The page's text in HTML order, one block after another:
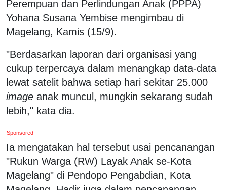
Perempuan dan Perlindungan Anak (PPPA)
Yohana Susana Yembise mengimbau di
Magelang, Kamis (15/9).
"Berdasarkan laporan dari organisasi yang
cukup terpercaya dalam menangkap data-data
lewat satelit bahwa setiap hari sekitar 25.000
image anak muncul, mungkin sekarang sudah
lebih," kata dia.
Sponsored
Ia mengatakan hal tersebut usai pencanangan
"Rukun Warga (RW) Layak Anak se-Kota
Magelang" di Pendopo Pengabdian, Kota